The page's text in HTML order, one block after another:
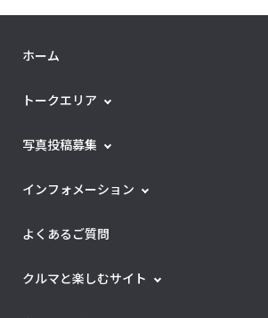
ホーム
トークエリア
写真投稿募集
インフォメーション
よくあるご質問
クルマと楽しむサイト